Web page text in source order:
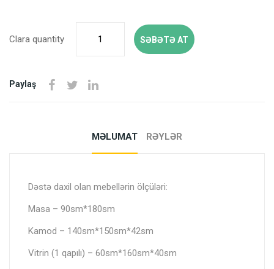
Clara quantity SƏBƏTƏ AT
Paylaş
MƏLUMAT RƏYLƏR
Dəstə daxil olan mebellərin ölçüləri:
Masa – 90sm*180sm
Kamod – 140sm*150sm*42sm
Vitrin (1 qapılı) – 60sm*160sm*40sm